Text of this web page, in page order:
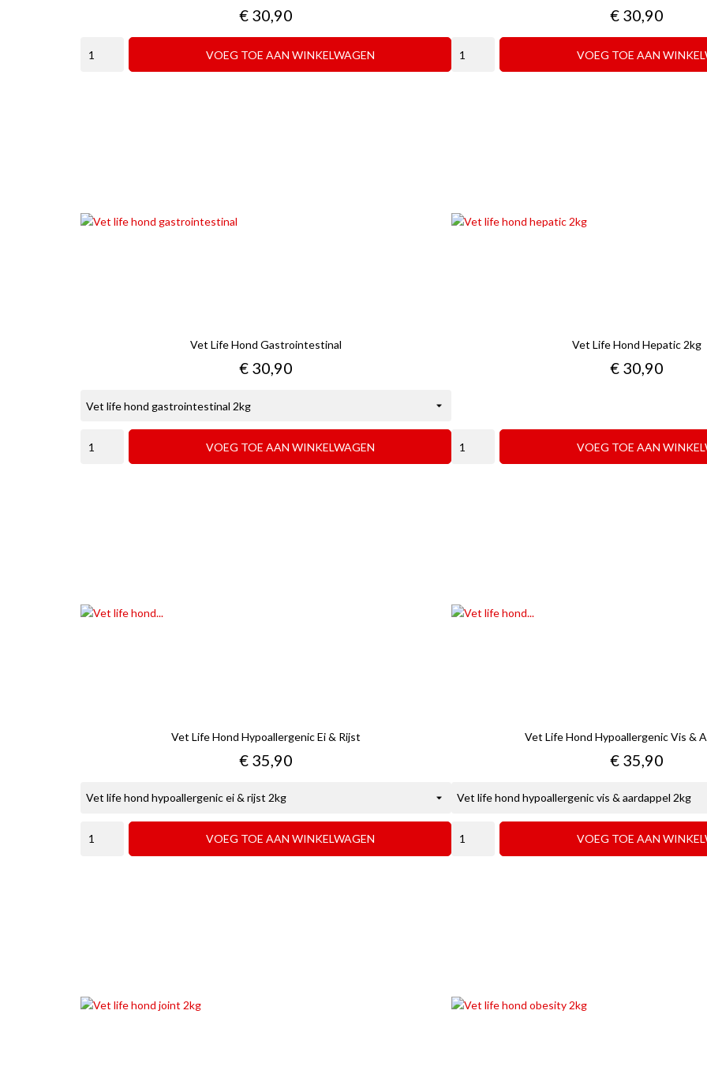
Prijs
€ 30,90
VOEG TOE AAN WINKELWAGEN
Prijs
€ 30,90
VOEG TOE AAN
Vet Life Hond Gastrointestinal
Prijs
€ 30,90
VOEG TOE AAN WINKELWAGEN
Vet Life Hond Hepatic 2kg
Prijs
€ 30,90
VOEG TOE AAN
Vet Life Hond Hypoallergenic Ei & Rijst
Prijs
€ 35,90
VOEG TOE AAN WINKELWAGEN
Vet Life Hond Hypoallergenic Vis &
Prijs
€ 35,90
VOEG TOE AAN